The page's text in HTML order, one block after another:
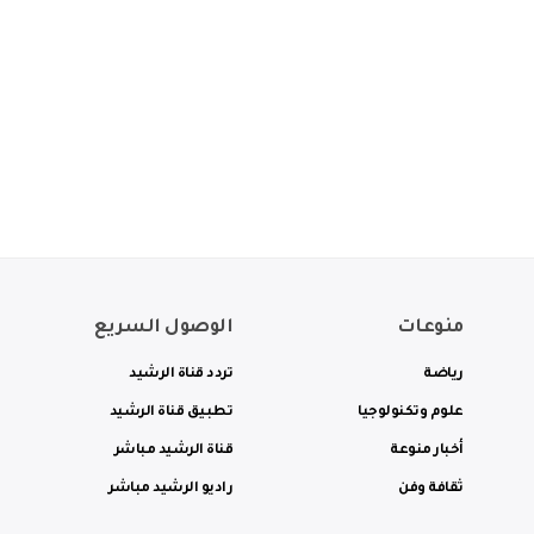
منوعات
رياضة
علوم وتكنولوجيا
أخبار منوعة
ثقافة وفن
الوصول السريع
تردد قناة الرشيد
تطبيق قناة الرشيد
قناة الرشيد مباشر
راديو الرشيد مباشر